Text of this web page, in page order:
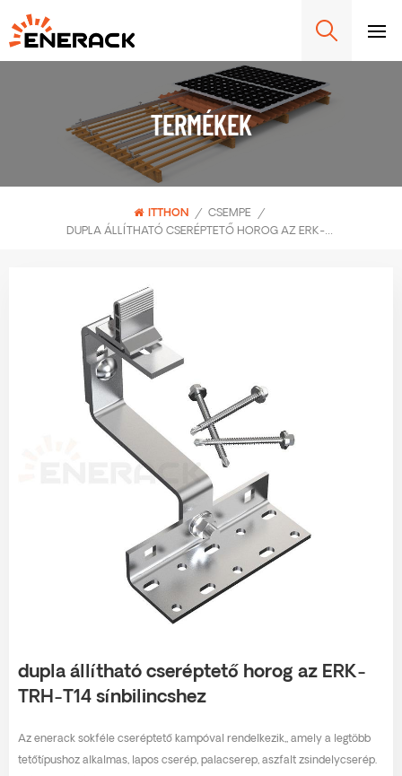
TERMÉKEK
ITTHON / CSEMPE
/
DUPLA ÁLLÍTHATÓ CSERÉPTETŐ HOROG AZ ERK-TRH-T14 SÍNBILINCSHEZ
dupla állítható cseréptető horog az ERK-
TRH-T14 sínbilincshez
Az enerack sokféle cseréptető kampóval rendelkezik,, amely a legtöbb
tetőtípushoz alkalmas, lapos cserép, palacserep, aszfalt zsindelycserép.